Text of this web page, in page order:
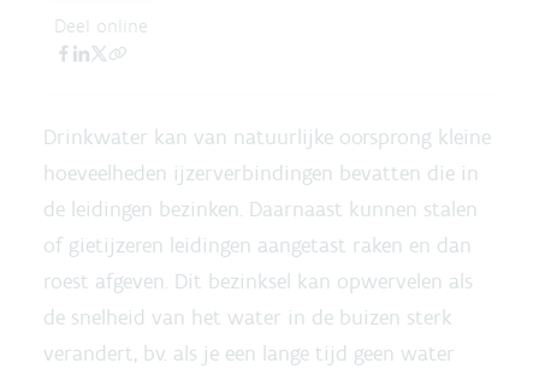
Deel online
Drinkwater kan van natuurlijke oorsprong kleine
hoeveelheden ijzerverbindingen bevatten die in
de leidingen bezinken. Daarnaast kunnen stalen
of gietijzeren leidingen aangetast raken en dan
roest afgeven. Dit bezinksel kan opwervelen als
de snelheid van het water in de buizen sterk
verandert, bv. als je een lange tijd geen water